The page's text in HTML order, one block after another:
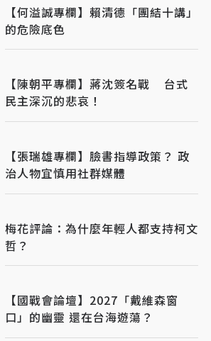
【何溢誠專欄】賴清德「團結十講」
的危險底色
【陳朝平專欄】蔣沈簽名戰 台式
民主深沉的悲哀！
【張瑞雄專欄】臉書指導政策？ 政
治人物宜慎用社群媒體
梅花評論：為什麼年輕人都支持柯文
哲？
【國戰會論壇】2027「戴維森窗
口」的幽靈 還在台海遊蕩？